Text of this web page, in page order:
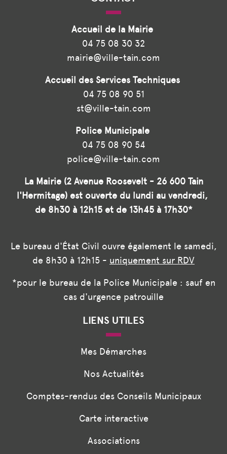
Accueil de la Mairie
04 75 08 30 32
mairie@ville-tain.com
Accueil des Services Techniques
04 75 08 90 51
st@ville-tain.com
Police Municipale
04 75 08 90 54
police@ville-tain.com
La Mairie (2 Avenue Roosevelt - 26 600 Tain
l'Hermitage) est ouverte du lundi au vendredi,
de 8h30 à 12h15 et de 13h45 à 17h30*
Le bureau d'État Civil ouvre également le samedi,
de 8h30 à 12h15 - uniquement sur RDV
*pour le bureau de la Police Municipale : sauf en
cas d'urgence patrouille
LIENS UTILES
Mes Démarches
Nos Actualités
Comptes-rendus des Conseils Municipaux
Carte interactive
Associations